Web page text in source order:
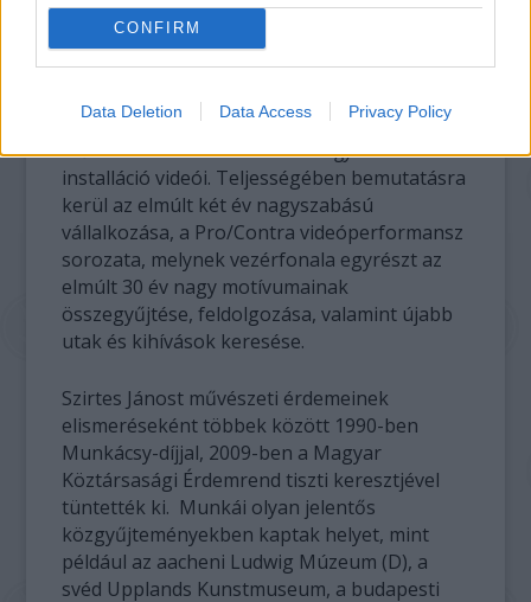
CONFIRM
Data Deletion Data Access Privacy Policy
azóta több száz performanszt adott elő
világszerte. A kiállításon láthatóak lesznek a
80-as 90-es évek híres szerepléseinek - 1982-
, 1983-as , 1997-ös
fa, fekvő kristály- dokumentációi, a 2004-ben a
Műcsarnokban bemutatottSzégyentitokc.
installáció videói. Teljességében bemutatásra
kerül az elmúlt két év nagyszabású
vállalkozása, a Pro/Contra videóperformansz
sorozata, melynek vezérfonala egyrészt az
elmúlt 30 év nagy motívumainak
összegyűjtése, feldolgozása, valamint újabb
utak és kihívások keresése.
Szirtes Jánost művészeti érdemeinek
elismeréseként többek között 1990-ben
Munkácsy-díjjal, 2009-ben a Magyar
Köztársasági Érdemrend tiszti keresztjével
tüntették ki. Munkái olyan jelentős
közgyűjteményekben kaptak helyet, mint
például az aacheni Ludwig Múzeum (D), a
svéd Upplands Kunstmuseum, a budapesti